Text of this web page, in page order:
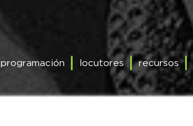
programación locutores recursos